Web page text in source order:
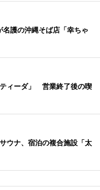
護の沖縄そば店「幸ちゃ
ィーダ」 営業終了後の喫
ウナ、宿泊の複合施設「太